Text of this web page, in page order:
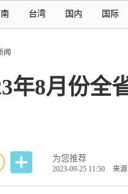
台湾 国内 国际
闻
年8月份全
为您推荐
2023-09-25 11:50 来